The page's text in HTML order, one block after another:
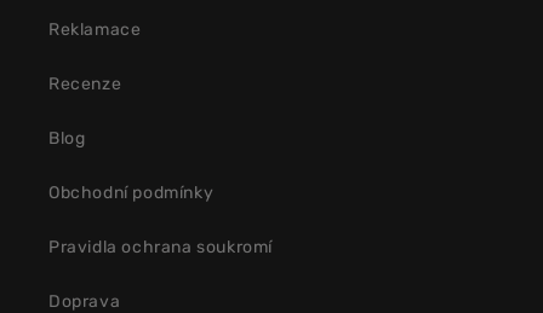
Reklamace
Recenze
Blog
Obchodní podmínky
Pravidla ochrana soukromí
Doprava